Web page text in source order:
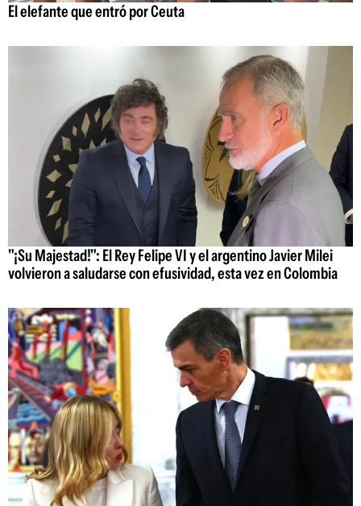
El elefante que entró por Ceuta
"¡Su Majestad!": El Rey Felipe VI y el argentino Javier Milei
volvieron a saludarse con efusividad, esta vez en Colombia